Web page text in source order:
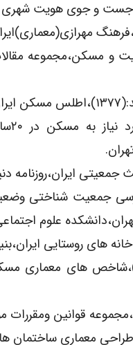
،حبیب:(۱۳۷۱)،جمعیت و
زاده ،داوود:(۱۳۸۵)،بررسی
علوم